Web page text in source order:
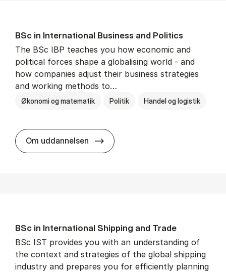
BSc in In­ter­na­tion­al Busi­ness and Polit­ics
The BSc IBP teaches you how economic and
political forces shape a globalising world - and
how companies adjust their business strategies
and working methods to…
Økonomi og matematik Politik Handel og logistik
Om uddannelsen BSc in In­ter­na­tion­al Busi­ness
BSc in In­ter­na­tion­al Ship­ping and Trade
BSc IST provides you with an understanding of
the context and strategies of the global shipping
industry and prepares you for efficiently planning